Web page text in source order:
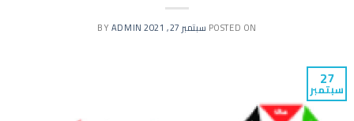
POSTED ON سبتمبر 27, 2021 BY
ADMIN
27
سبتمبر